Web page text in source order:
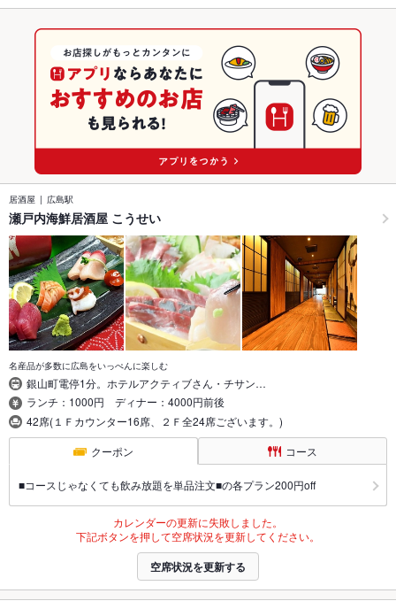
居酒屋 広島駅
瀬戸内海鮮居酒屋 こうせい
名産品が多数に広島をいっぺんに楽しむ
銀山町電停1分。ホテルアクティブさん・チサン…
ランチ：1000円 ディナー：4000円前後
42席(１Ｆカウンター16席、２Ｆ全24席ございます。)
クーポン コース
■コースじゃなくても飲み放題を単品注文■の各プラン200円off
カレンダーの更新に失敗しました。
下記ボタンを押して空席状況を更新してください。
空席状況を更新する